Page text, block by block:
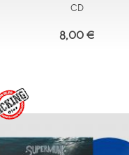
CD
8,00 €